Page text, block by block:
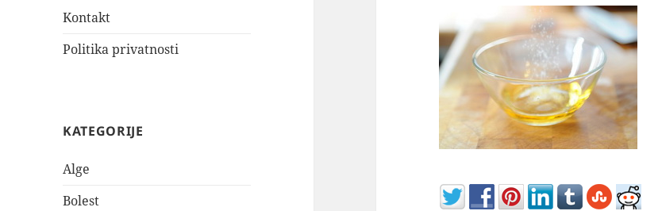
Kontakt
Politika privatnosti
KATEGORIJE
Alge
Bolest